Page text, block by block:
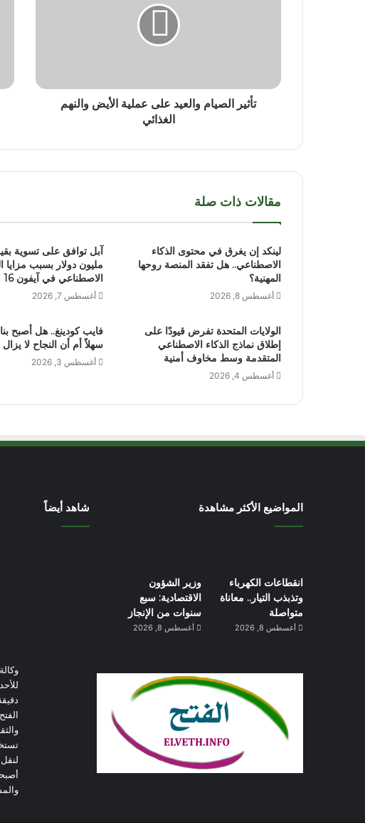
تأثير الصيام والعيد على عملية الأيض والنهم
الغذائي
مقالات ذات صلة
لينكد إن يغرق في محتوى الذكاء
الاصطناعي.. هل تفقد المنصة روحها
المهنية؟
أغسطس 8, 2026
مليون دولار بسبب مزايا
الاصطناعي في آيفون 16
أغسطس 7, 2026
الولايات المتحدة تفرض قيودًا على
إطلاق نماذج الذكاء الاصطناعي
المتقدمة وسط مخاوف أمنية
أغسطس 4, 2026
فايب كودينغ.. هل أصبح
سهلاً أم أن النجاح لا
أغسطس 3, 2026
المواضيع الأكثر مشاهدة
انقطاعات الكهرباء
وتذبذب التيار.. معاناة
متواصلة
أغسطس 8, 2026
وزير الشؤون
الاقتصادية: سبع
سنوات من الإنجاز
أغسطس 8, 2026
شاهد أيضاً